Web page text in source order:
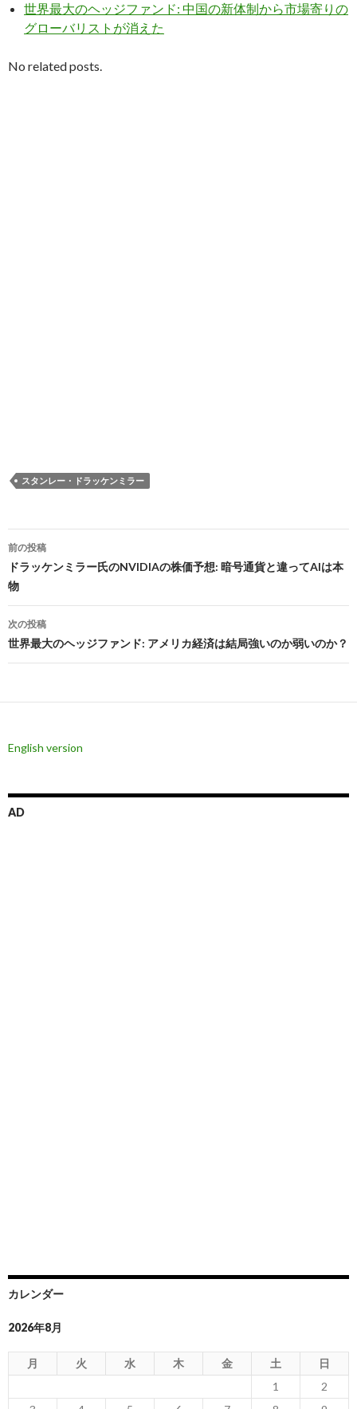
世界最大のヘッジファンド: 中国の新体制から市場寄りの
グローバリストが消えた
No related posts.
スタンレー・ドラッケンミラー
投
稿
ナ
ビ
ゲ
シ
前の投稿
ドラッケンミラー氏のNVIDIAの株価予想: 暗号通貨と違ってAIは本
物
次の投稿
世界最大のヘッジファンド: アメリカ経済は結局強いのか弱いのか？
English version
AD
カレンダー
2026年8月
月 火 水 木 金 土
日
1
2